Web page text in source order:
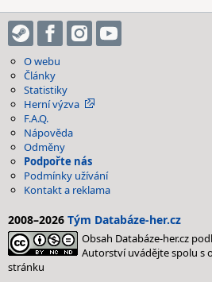
O webu
Články
Statistiky
Herní výzva
F.A.Q.
Nápověda
Odměny
Podpořte nás
Podmínky užívání
Kontakt a reklama
2008–2026 Tým Databáze-her.cz
Obsah Databáze-her.cz
Autorství uvádějte spolu s
stránku